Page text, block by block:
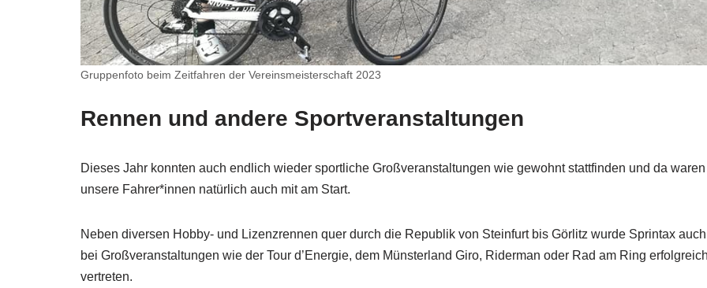
Gruppenfoto beim Zeitfahren der Vereinsmeisterschaft 2023
Rennen und andere Sportveranstaltungen
Dieses Jahr konnten auch endlich wieder sportliche Großveranstaltungen wie gewohnt stattfinden und da waren
unsere Fahrer*innen natürlich auch mit am Start.
Neben diversen Hobby- und Lizenzrennen quer durch die Republik von Steinfurt bis Görlitz wurde Sprintax auch
bei Großveranstaltungen wie der Tour d’Energie, dem Münsterland Giro, Riderman oder Rad am Ring
vertreten.